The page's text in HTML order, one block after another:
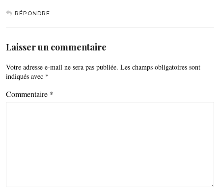
RÉPONDRE
Laisser un commentaire
Votre adresse e-mail ne sera pas publiée. Les champs obligatoires sont
indiqués avec *
Commentaire *